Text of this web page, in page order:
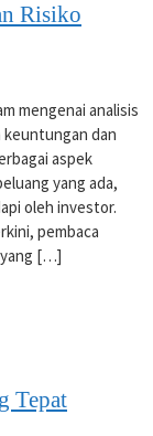
Risiko
mengenai analisis
keuntungan dan
aspek
yang ada,
oleh investor.
pembaca
yang […]
Tepat